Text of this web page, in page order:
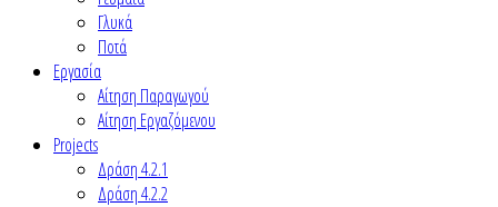
Γλυκά
Ποτά
Εργασία
Αίτηση Παραγωγού
Αίτηση Εργαζόμενου
Projects
Δράση 4.2.1
Δράση 4.2.2